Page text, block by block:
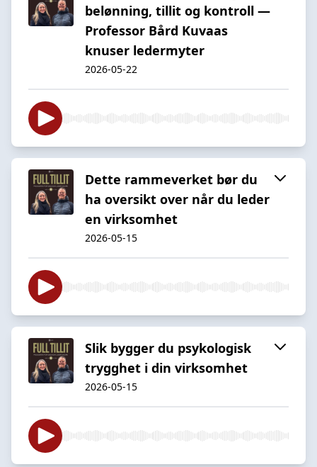
belønning, tillit og kontroll —
Professor Bård Kuvaas
knuser ledermyter
2026-05-22
Dette rammeverket bør du
ha oversikt over når du leder
en virksomhet
2026-05-15
Slik bygger du psykologisk
trygghet i din virksomhet
2026-05-15